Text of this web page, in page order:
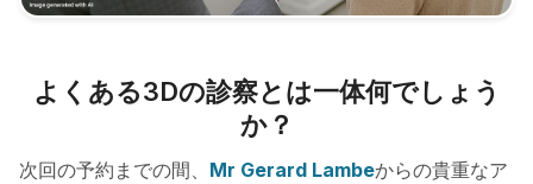
よくある3Dの診察とは一体何でしょう
か？
次回の予約までの間、 Mr Gerard Lambeからの貴重なア